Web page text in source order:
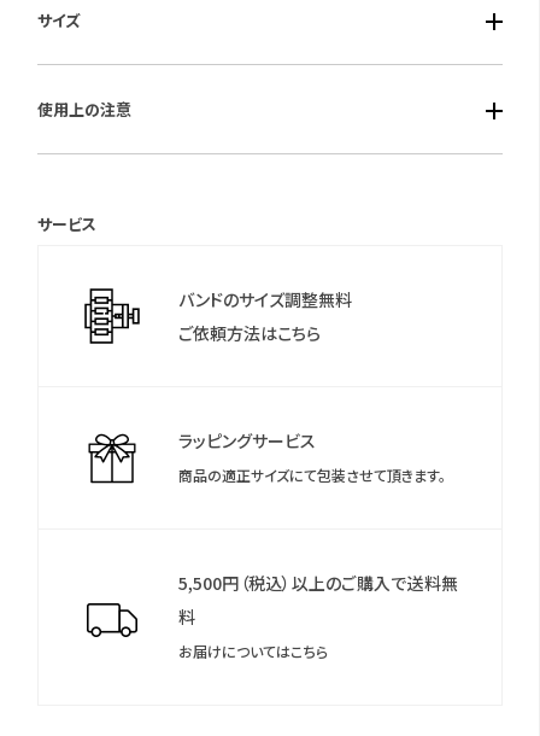
■風防素材：カーブサファイアガラス
■ベルト素材：ステンレス（サクラ色めっき）
止機能・フル充電時約7ヶ月可動・シンプルアジャスト・5気圧防水
サイズ
■重さ：46g
使用上の注意
＊シチズンのウェブサイトより「MY CITIZEN」にお買い上げの腕時
利用いただけます。
サービス
バンドのサイズ調整無料
ご依頼方法はこちら
ラッピングサービス
商品の適正サイズにて包装させて頂きます。
5,500円（税込）以上のご購入で送料無
料
お届けについてはこちら